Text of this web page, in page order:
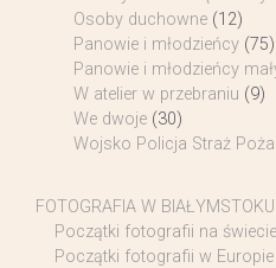
Osoby duchowne (12)
Panowie i młodzieńcy (75)
Panowie i młodzieńcy
W atelier w przebraniu (9)
We dwoje (30)
Wojsko Policja Straż
FOTOGRAFIA W BIAŁYMSTOKU I
Początki fotografii na świecie
Początki fotografii w Europie